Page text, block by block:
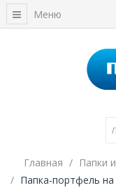
Меню
Главная Папки
Папка-портфель